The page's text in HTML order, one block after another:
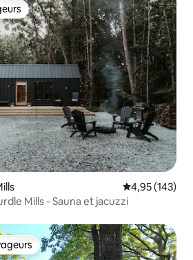
Évaluation
4,95 (143)
Mills - Sauna et jacuzzi
les plus appréciés